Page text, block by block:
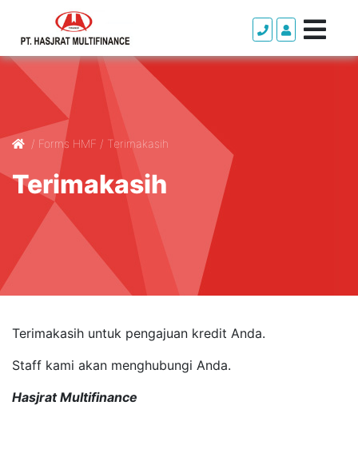
/ Forms HMF / Terimakasih
Terimakasih
Terimakasih untuk pengajuan kredit Anda.
Staff kami akan menghubungi Anda.
Hasjrat Multifinance